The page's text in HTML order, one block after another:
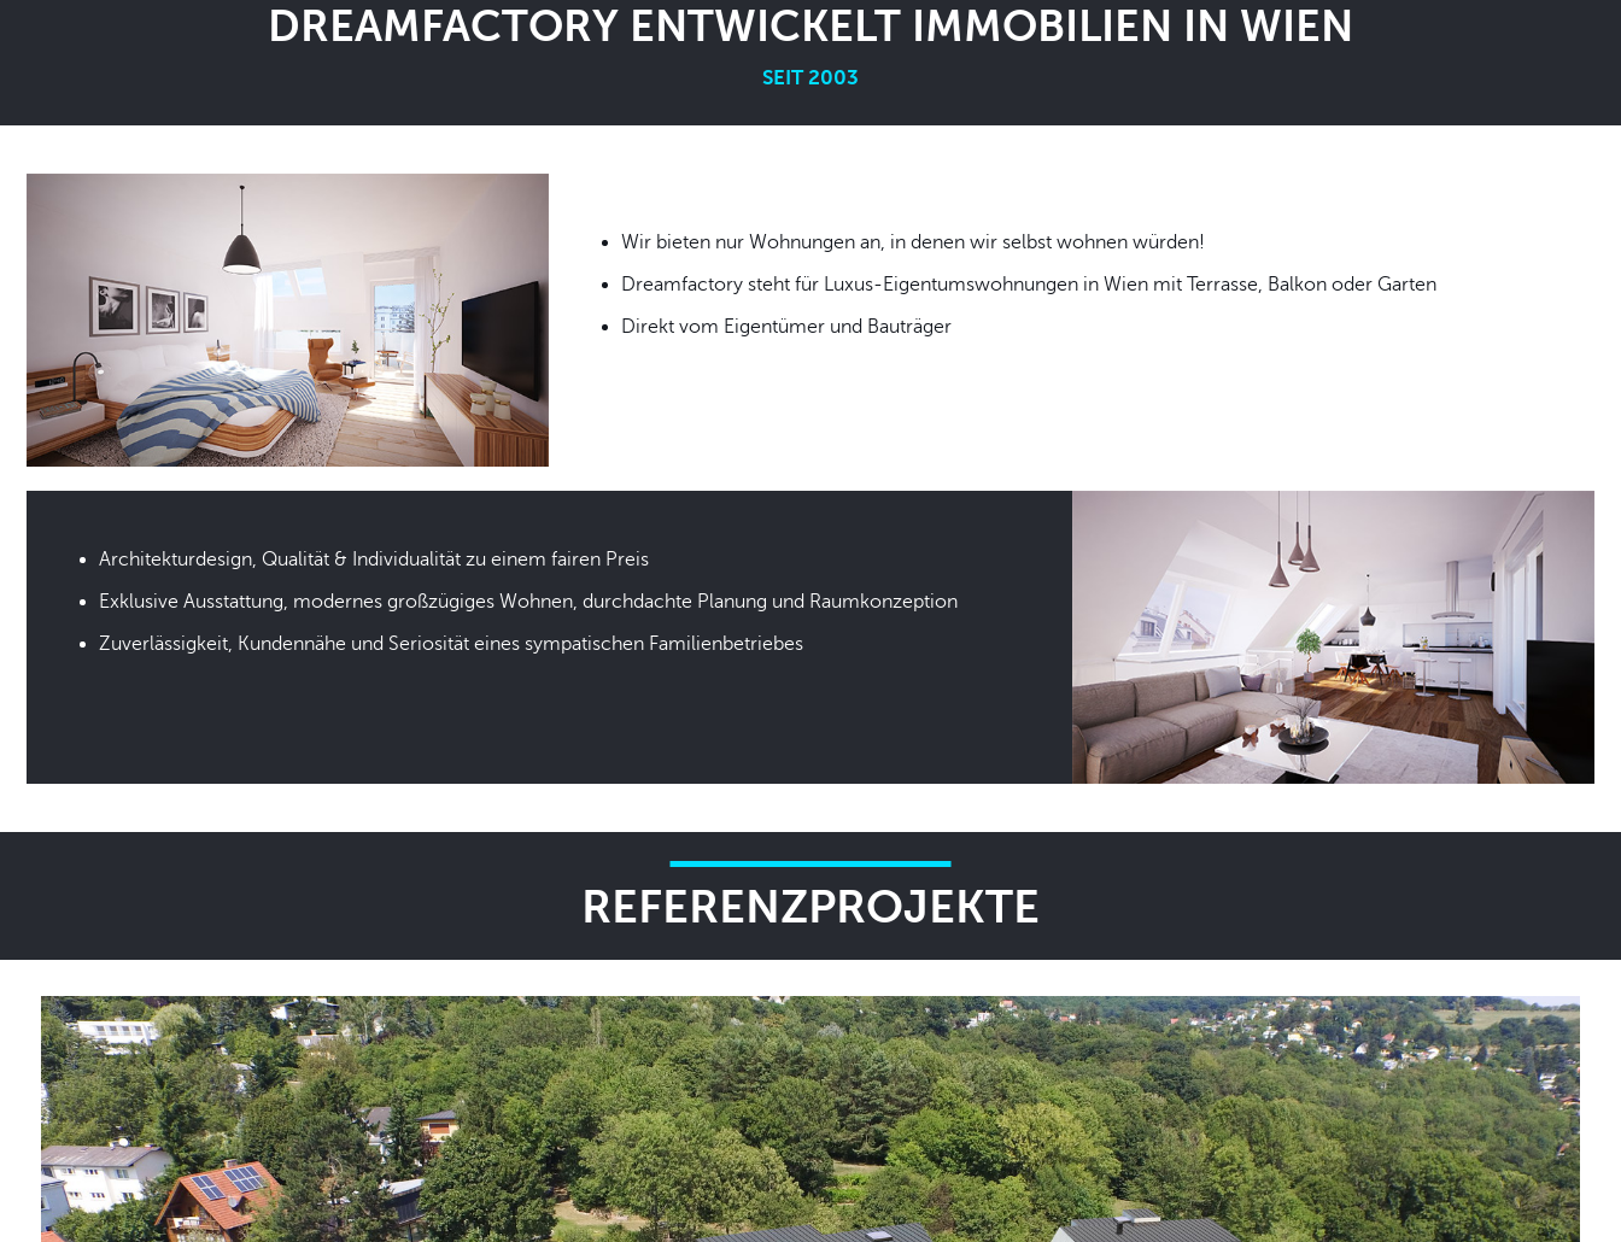
DREAMFACTORY ENTWICKELT IMMOBILIEN IN WIEN
SEIT 2003
Wir bieten nur Wohnungen an, in denen wir selbst wohnen würden!
Dreamfactory steht für Luxus-Eigentumswohnungen in Wien mit Terrasse, Balkon oder Garten
Direkt vom Eigentümer und Bauträger
Architekturdesign, Qualität & Individualität zu einem fairen Preis
Exklusive Ausstattung, modernes großzügiges Wohnen, durchdachte Planung und Raumkonzeption
Zuverlässigkeit, Kundennähe und Seriosität eines sympatischen Familienbetriebes
REFERENZPROJEKTE